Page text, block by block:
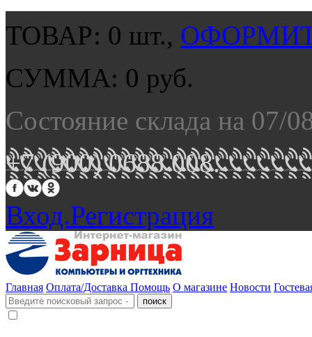
ТОВАР: 0 шт.,
СУММА: 0 руб.
Состояние склада на 07/
+7 (900) 0688 008.
Вход.Регистрация
Главная Оплата/Доставка Помощь О магазине Новости